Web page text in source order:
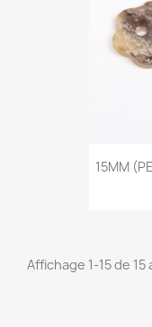
15MM
Affichage 1-15 de